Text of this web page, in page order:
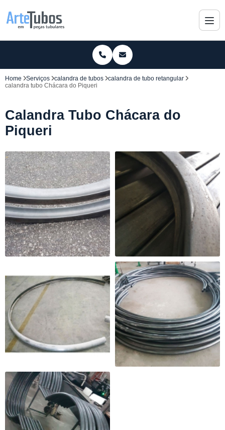
Home Serviços calandra de tubos
calandra de tubo retangular
calandra tubo Chácara do Piqueri
Calandra Tubo Chácara do
Piqueri